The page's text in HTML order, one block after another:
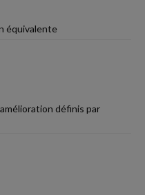
équivalente
définis par